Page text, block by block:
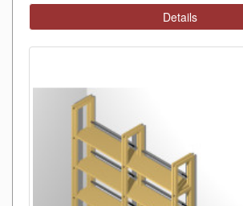
Details